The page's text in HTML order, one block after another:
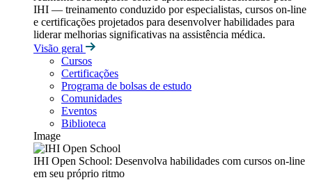
IHI — treinamento conduzido por especialistas, cursos on-line
e certificações projetados para desenvolver habilidades para
liderar melhorias significativas na assistência médica.
Visão geral
Cursos
Certificações
Programa de bolsas de estudo
Comunidades
Eventos
Biblioteca
Image
IHI Open School: Desenvolva habilidades com cursos on-line
em seu próprio ritmo